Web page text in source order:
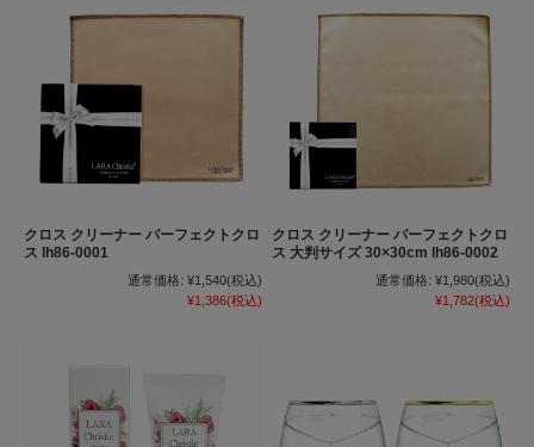
クロス クリーナー パーフェクトクロ
ス lh86-0001
通常価格: ¥1,540(税込)
¥1,386(税込)
クロス クリーナー パーフェクトクロ
ス 大判サイズ 30×30cm lh86-0002
通常価格: ¥1,980(税込)
¥1,782(税込)